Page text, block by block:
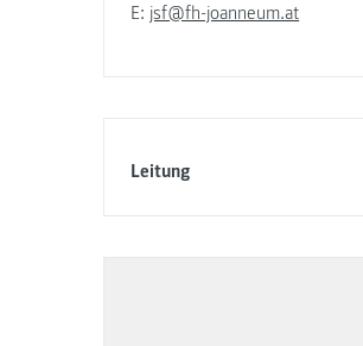
E: jsf@fh-joanneum.at
Leitung